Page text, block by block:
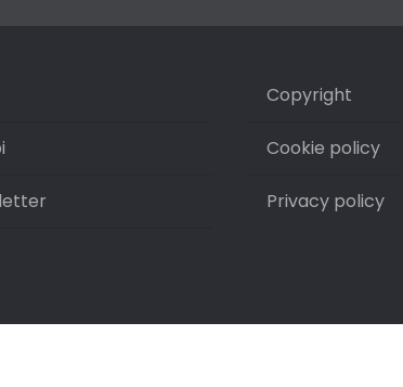
Copyright
Cookie policy
Privacy policy